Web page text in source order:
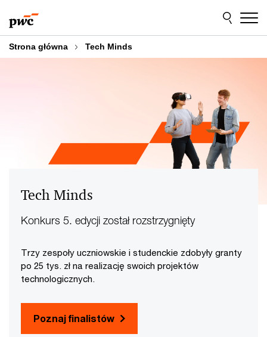
do
treści
do
stopki
Strona główna Tech Minds
Tech Minds
Konkurs 5. edycji został rozstrzygnięty
Trzy zespoły uczniowskie i studenckie zdobyły granty
po 25 tys. zł na realizację swoich projektów
technologicznych.
Poznaj finalistów